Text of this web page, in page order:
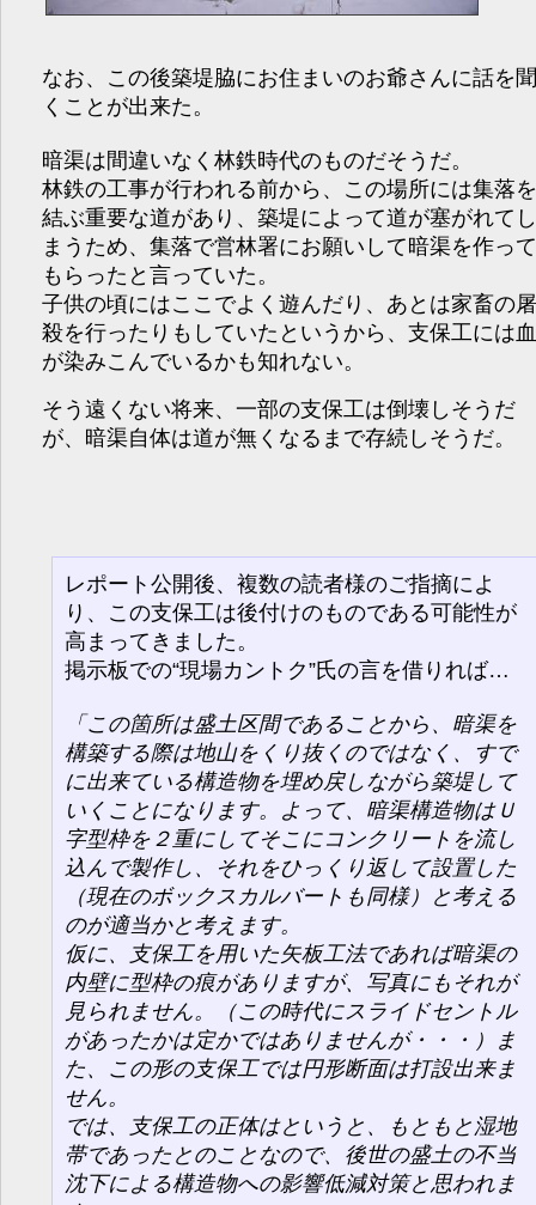
なお、この後築堤脇にお住まいのお爺さんに話を
くことが出来た。
暗渠は間違いなく林鉄時代のものだそうだ。
林鉄の工事が行われる前から、この場所には集落
結ぶ重要な道があり、築堤によって道が塞がれて
まうため、集落で営林署にお願いして暗渠を作っ
もらったと言っていた。
子供の頃にはここでよく遊んだり、あとは家畜の
殺を行ったりもしていたというから、支保工には
が染みこんでいるかも知れない。
そう遠くない将来、一部の支保工は倒壊しそうだ
が、暗渠自体は道が無くなるまで存続しそうだ。
レポート公開後、複数の読者様のご指摘によ
り、この支保工は後付けのものである可能性が
高まってきました。
掲示板での“現場カントク”氏の言を借りれば…
「この箇所は盛土区間であることから、暗渠を
構築する際は地山をくり抜くのではなく、すで
に出来ている構造物を埋め戻しながら築堤して
いくことになります。よって、暗渠構造物はＵ
字型枠を２重にしてそこにコンクリートを流し
込んで製作し、それをひっくり返して設置した
（現在のボックスカルバートも同様）と考える
のが適当かと考えます。
仮に、支保工を用いた矢板工法であれば暗渠の
内壁に型枠の痕がありますが、写真にもそれが
見られません。（この時代にスライドセントル
があったかは定かではありませんが・・・）ま
た、この形の支保工では円形断面は打設出来ま
せん。
では、支保工の正体はというと、もともと湿地
帯であったとのことなので、後世の盛土の不当
沈下による構造物への影響低減対策と思われま